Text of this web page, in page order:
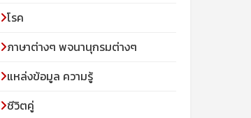
โรค
ภาษาต่างๆ พจนานุกรมต่างๆ
แหล่งข้อมูล ความรู้
ชีวิตคู่